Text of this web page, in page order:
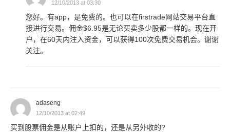
12/10/2013 at 03:30
您好。有app，是免费的。也可以在firstrade网站交易平台直
接进行交易。佣金$6.95是无论买卖多少股都一样的。现在开
户，在60天内注入资金，可以获得100次免费交易机会。谢谢
关注。
adaseng
12/10/2013 at 02:49
买到股票佣金是从账户上扣的，还是从另外收的?